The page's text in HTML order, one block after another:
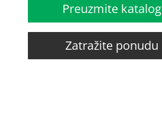
Preuzmite katalog
Zatražite ponudu